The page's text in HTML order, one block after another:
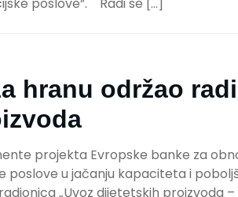
hranu održao
projekta Evropske banke za
poslove u jačanju kapaciteta i
„Uvoz dijetetskih proizvoda